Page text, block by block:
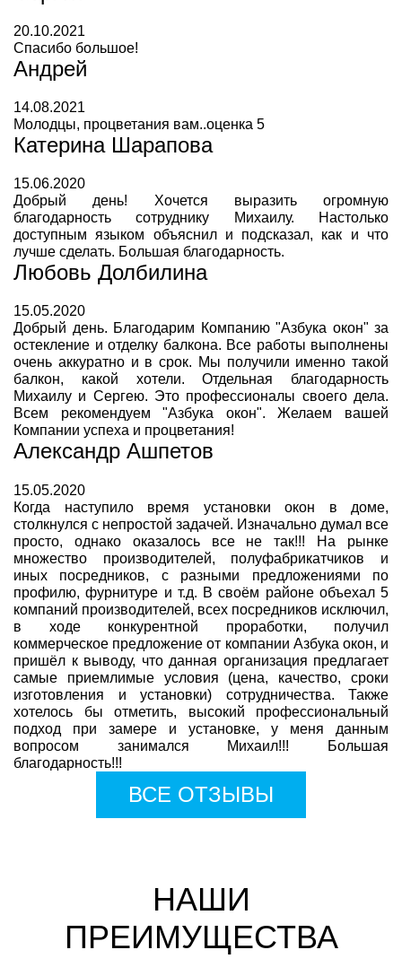
20.10.2021
Спасибо большое!
Андрей
14.08.2021
Молодцы, процветания вам..оценка 5
Катерина Шарапова
15.06.2020
Добрый день! Хочется выразить огромную
благодарность сотруднику Михаилу. Настолько
доступным языком объяснил и подсказал, как и что
лучше сделать. Большая благодарность.
Любовь Долбилина
15.05.2020
Добрый день. Благодарим Компанию "Азбука окон" за
остекление и отделку балкона. Все работы выполнены
очень аккуратно и в срок. Мы получили именно такой
балкон, какой хотели. Отдельная благодарность
Михаилу и Сергею. Это профессионалы своего дела.
Всем рекомендуем "Азбука окон". Желаем вашей
Компании успеха и процветания!
Александр Ашпетов
15.05.2020
Когда наступило время установки окон в доме,
столкнулся с непростой задачей. Изначально думал все
просто, однако оказалось все не так!!! На рынке
множество производителей, полуфабрикатчиков и
иных посредников, с разными предложениями по
профилю, фурнитуре и т.д. В своём районе объехал 5
компаний производителей, всех посредников исключил,
в ходе конкурентной проработки, получил
коммерческое предложение от компании Азбука окон, и
пришёл к выводу, что данная организация предлагает
самые приемлимые условия (цена, качество, сроки
изготовления и установки) сотрудничества. Также
хотелось бы отметить, высокий профессиональный
подход при замере и установке, у меня данным
вопросом занимался Михаил!!! Большая
благодарность!!!
ВСЕ ОТЗЫВЫ
НАШИ
ПРЕИМУЩЕСТВА